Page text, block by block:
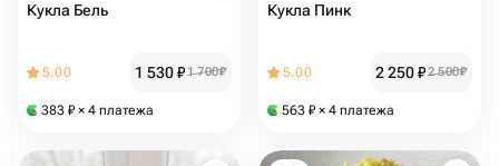
Кукла Бель
5.00 1 530₽1 700₽
383 ₽ × 4 платежа
Кукла Пинк
5.00 2 250₽2 500₽
563 ₽ × 4 платежа